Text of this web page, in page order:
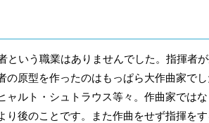
という職業はありませんでした。指揮者
の原型を作ったのはもっぱら大作曲家で
ャルト・シュトラウス等々。作曲家では
り後のことです。また作曲をせず指揮を